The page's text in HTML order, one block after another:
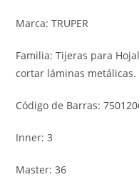
Marca: TRUPER
Familia: Tijeras para
cortar láminas metálicas.
Código de Barras:
Inner: 3
Master: 36